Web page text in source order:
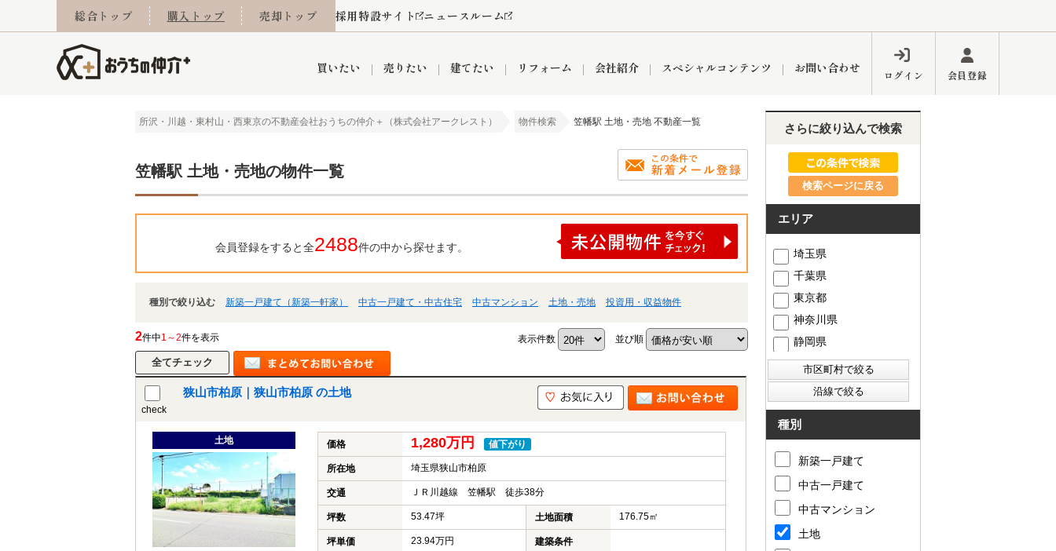
総合トップ 購入トップ 売却トップ 採用特設サイト ニュースルーム
買いたい
詳細条件から探す 学区から探す 検索履歴
グループ会社施工物件 リノベーション済み物件
今月の住宅ローン金利 8代疾病保証付き住宅ローン 団体信用保険 購入するメリット
新座市 朝霞市 西東京市
小平市
売りたい
不動産売却専門館 売却査定実績 査定依頼フォーム
住み替え 離婚 不動産買取 空き家
西東京市 東久留米市 富士見市 新座市 清瀬市 練馬区
建てたい
おうちLABO 建築事例
リフォーム
おうちのリフォーム リフォーム事例 【東京】補助金・助成金
会社紹介
会社概要 スタッフ紹介 採用情報 総合不動産の強み インフォメーション ブログ
所沢営業所 東所沢営業所 入間営業所 ひばりケ丘営業所 秋津営業所 東久留米営業所
おうちLABO おうちパークグループの強み
スペシャルコンテンツ
不動産Q&A マンションカタログ 期間限定キャンペーン
お問い合わせ
ご来店予約 オンライン相談予約 プライバシーポリシー
ログイン 会員登録
所沢・川越・東村山・西東京の不動産会社おうちの仲介＋（株式会社アークレスト） 物件検索 笠幡駅 土地・売地 不動産一覧
笠幡駅 土地・売地の物件一覧
会員登録をすると全2488件の中から探せます。
種別で絞り込む 新築一戸建て（新築一軒家） 中古一戸建て・中古住宅 中古マンション 土地・売地 投資用・収益物件
2件中1～2件を表示 表示件数 並び順
check
狭山市柏原｜狭山市柏原 の土地
土地 価格 1,280万円 値下がり
所在地 埼玉県狭山市柏原
交通 ＪＲ川越線 笠幡駅 徒歩38分
坪数 53.47坪 土地面積 176.75㎡
坪単価 23.94万円 建築条件
さらに絞り込んで検索
検索ページに戻る
エリア
埼玉県
千葉県
東京都
神奈川県
静岡県
種別
新築一戸建て
中古一戸建て
中古マンション
土地